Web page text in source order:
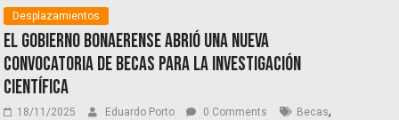
Desplazamientos
El gobierno bonaerense abrió una nueva
convocatoria de becas para la investigación
científica
18/11/2025 Eduardo Porto 0 Comments Becas,